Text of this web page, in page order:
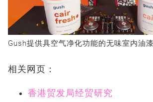
Gush提供具空气净化功能的无味室内油漆
相关网页：
香港贸发局经贸研究